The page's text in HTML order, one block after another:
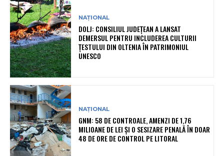
NAȚIONAL
DOLJ: CONSILIUL JUDEȚEAN A LANSAT
DEMERSUL PENTRU INCLUDEREA CULTURII
ȚESTULUI DIN OLTENIA ÎN PATRIMONIUL
UNESCO
NAȚIONAL
GNM: 58 DE CONTROALE, AMENZI DE 1,76
MILIOANE DE LEI ȘI O SESIZARE PENALĂ ÎN DOAR
48 DE ORE DE CONTROL PE LITORAL